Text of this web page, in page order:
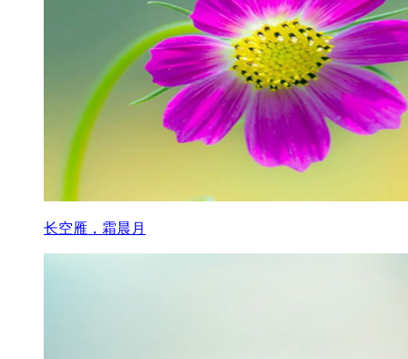
长空雁，霜晨月